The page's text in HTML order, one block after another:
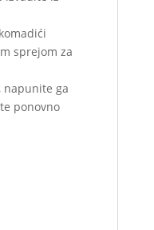
sprejom za
napunite ga
ponovno